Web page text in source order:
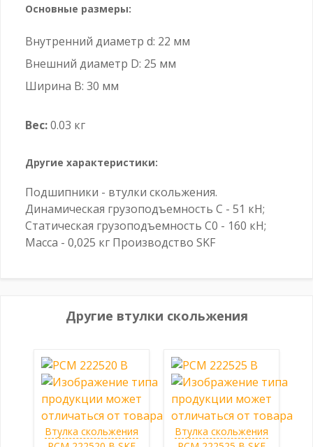
Основные размеры:
Внутренний диаметр d: 22 мм
Внешний диаметр D: 25 мм
Ширина B: 30 мм
Вес:0.03 кг
Другие характеристики:
Подшипники - втулки скольжения.
Динамическая грузоподъемность C - 51 кН;
Статическая грузоподъемность C0 - 160 кН;
Масса - 0,025 кг Производство SKF
Другие втулки скольжения
Втулка скольжения
Втулка скольжения